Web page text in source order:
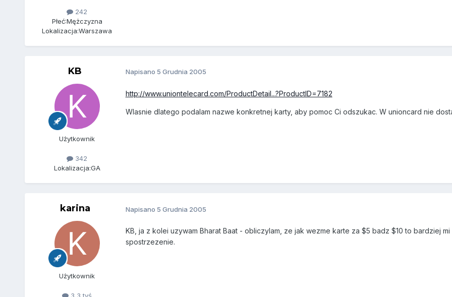
242
Płeć:Mężczyzna
Lokalizacja:Warszawa
KB
Użytkownik
342
Lokalizacja:GA
Napisano 5 Grudnia 2005
http://www.uniontelecard.com/ProductDetail...?ProductID=7182
Wlasnie dlatego podalam nazwe konkretnej karty, aby pomoc Ci odszukac. W unioncard nie
karina
Użytkownik
Napisano 5 Grudnia 2005
KB, ja z kolei uzywam Bharat Baat - obliczylam, ze jak wezme karte za $5 badz $10 to bardziej
spostrzezenie.